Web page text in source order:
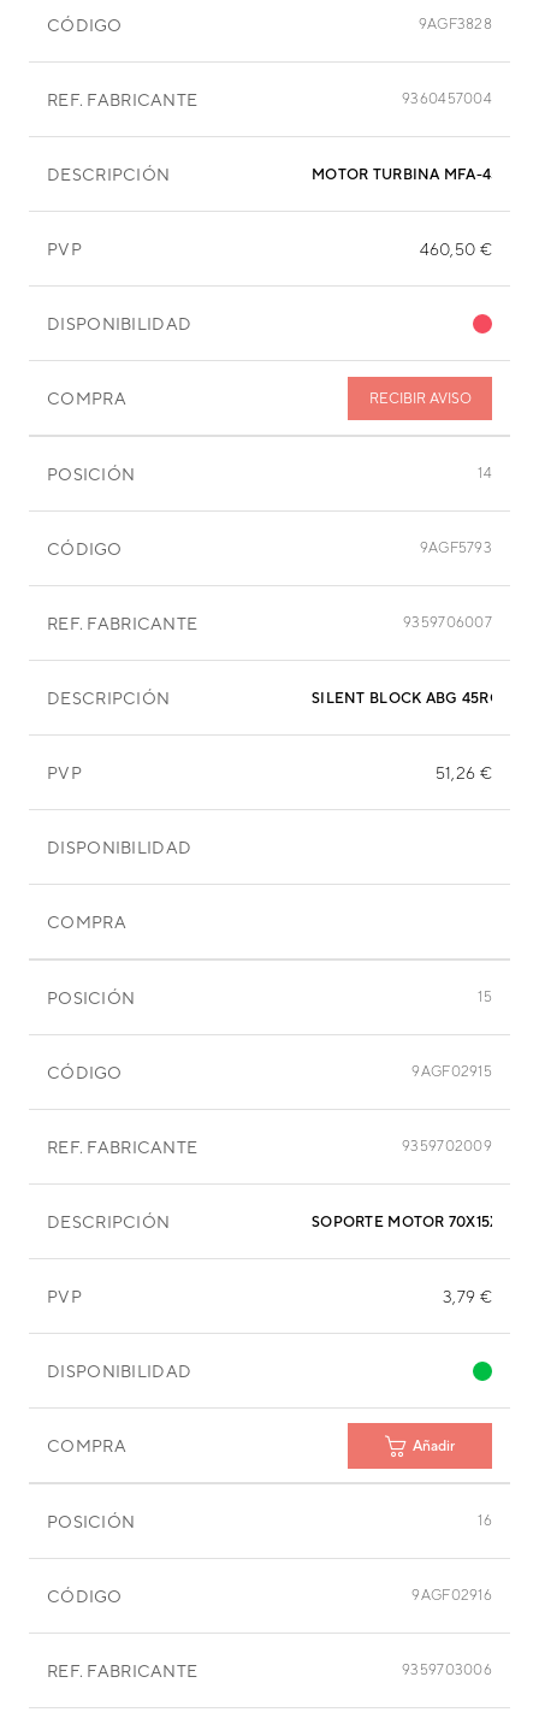
CÓDIGO 9AGF3828
REF. FABRICANTE 9360457004
DESCRIPCIÓN MOTOR TURBINA MFA-45DZM
PVP 460,50 €
DISPONIBILIDAD
COMPRA RECIBIR AVISO
POSICIÓN 14
CÓDIGO 9AGF5793
REF. FABRICANTE 9359706007
DESCRIPCIÓN
PVP 51,26 €
DISPONIBILIDAD
COMPRA
POSICIÓN 15
CÓDIGO 9AGF02915
REF. FABRICANTE 9359702009
DESCRIPCIÓN SOPORTE MOTOR 70X15X10
PVP 3,79 €
DISPONIBILIDAD
COMPRA Añadir
POSICIÓN 16
CÓDIGO 9AGF02916
REF. FABRICANTE 9359703006